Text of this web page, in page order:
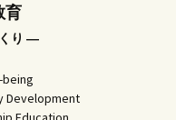
育
り ―
Development